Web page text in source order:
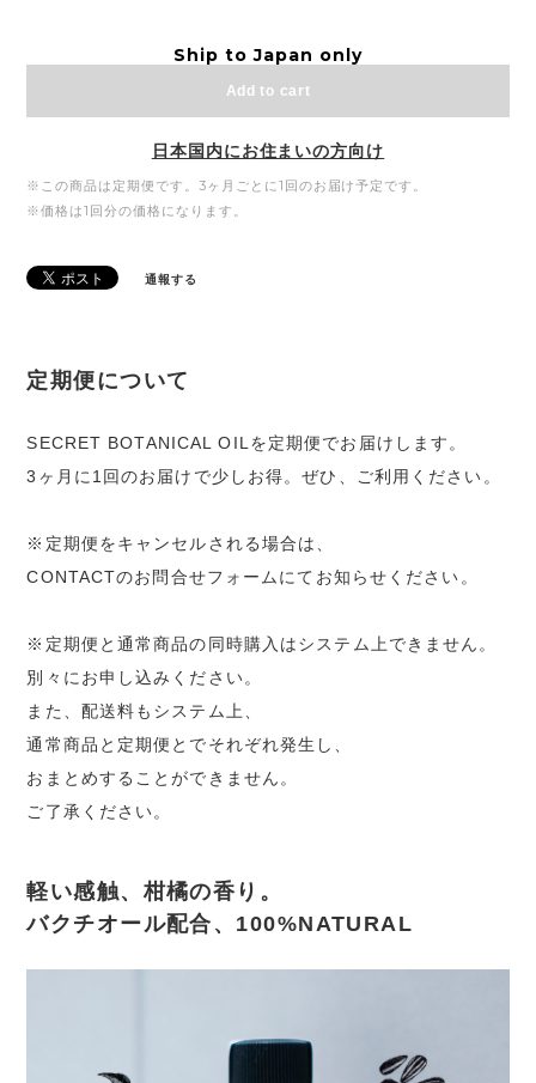
Ship to Japan only
Add to cart
日本国内にお住まいの方向け
※この商品は定期便です。3ヶ月ごとに1回のお届け予定です。
※価格は1回分の価格になります。
通報する
定期便について
SECRET BOTANICAL OILを定期便でお届けします。
3ヶ月に1回のお届けで少しお得。ぜひ、ご利用ください。
※定期便をキャンセルされる場合は、
CONTACTのお問合せフォームにてお知らせください。
※定期便と通常商品の同時購入はシステム上できません。
別々にお申し込みください。
また、配送料もシステム上、
通常商品と定期便とでそれぞれ発生し、
おまとめすることができません。
ご了承ください。
軽い感触、柑橘の香り。
バクチオール配合、100%NATURAL